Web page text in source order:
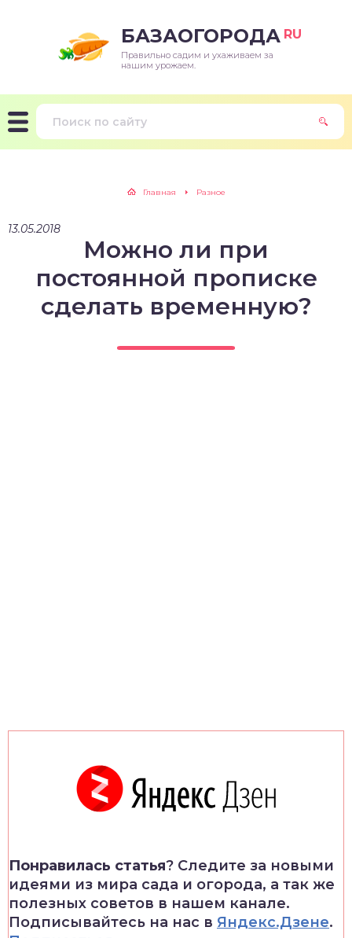
БАЗАОГОРОДА RU
Правильно садим и ухаживаем за
нашим урожаем.
Главная Разное
13.05.2018
Можно ли при
постоянной прописке
сделать временную?
Понравилась статья? Следите за новыми
идеями из мира сада и огорода, а так же
полезных советов в нашем канале.
Подписывайтесь на нас в Яндекс.Дзене.